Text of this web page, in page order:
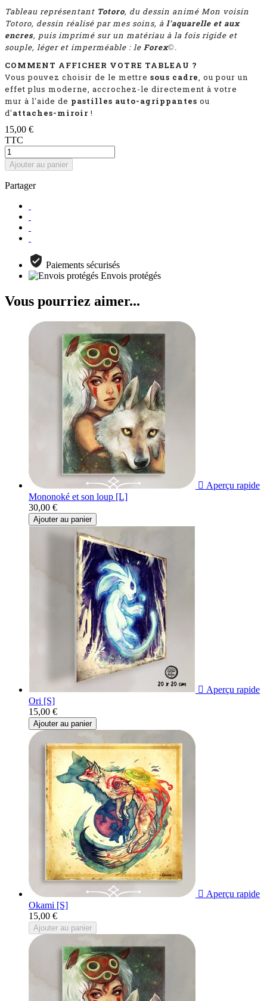
Tableau représentant Totoro, du dessin animé Mon voisin
Totoro, dessin réalisé par mes soins, à l'aquarelle et aux
encres, puis imprimé sur un matériau à la fois rigide et
souple, léger et imperméable : le Forex©.
COMMENT AFFICHER VOTRE TABLEAU ?
Vous pouvez choisir de le mettre sous cadre, ou pour un
effet plus moderne, accrochez-le directement à votre
mur à l'aide de pastilles auto-agrippantes ou
d'attaches-miroir !
15,00 €
TTC
Ajouter au panier
Partager
Paiements sécurisés
Envois protégés
Vous pourriez aimer...
 Aperçu rapide
Mononoké et son loup [L]
30,00 €
Ajouter au panier
 Aperçu rapide
Ori [S]
15,00 €
Ajouter au panier
 Aperçu rapide
Okami [S]
15,00 €
Ajouter au panier